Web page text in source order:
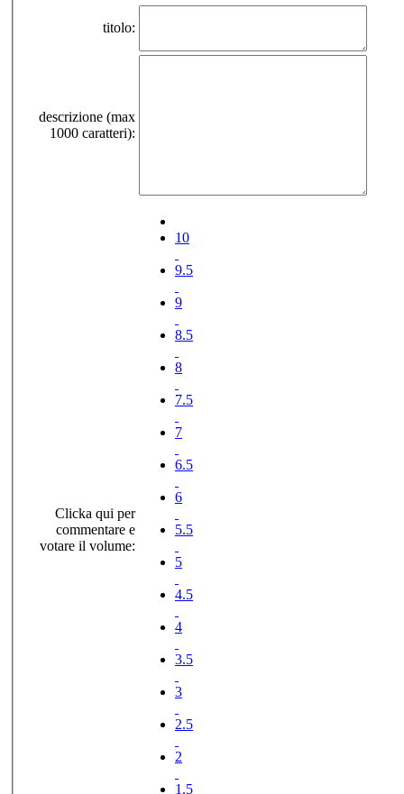
titolo:
descrizione (max
1000 caratteri):
Clicka qui per
commentare e
votare il volume:
10
9.5
9
8.5
8
7.5
7
6.5
6
5.5
5
4.5
4
3.5
3
2.5
2
1.5